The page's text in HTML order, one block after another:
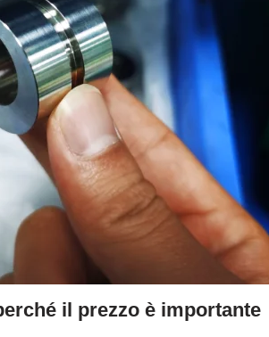
il prezzo è importante